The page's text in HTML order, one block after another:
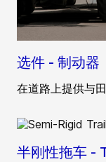
选件 - 制动器
在道路上提供与
半刚性拖车 -